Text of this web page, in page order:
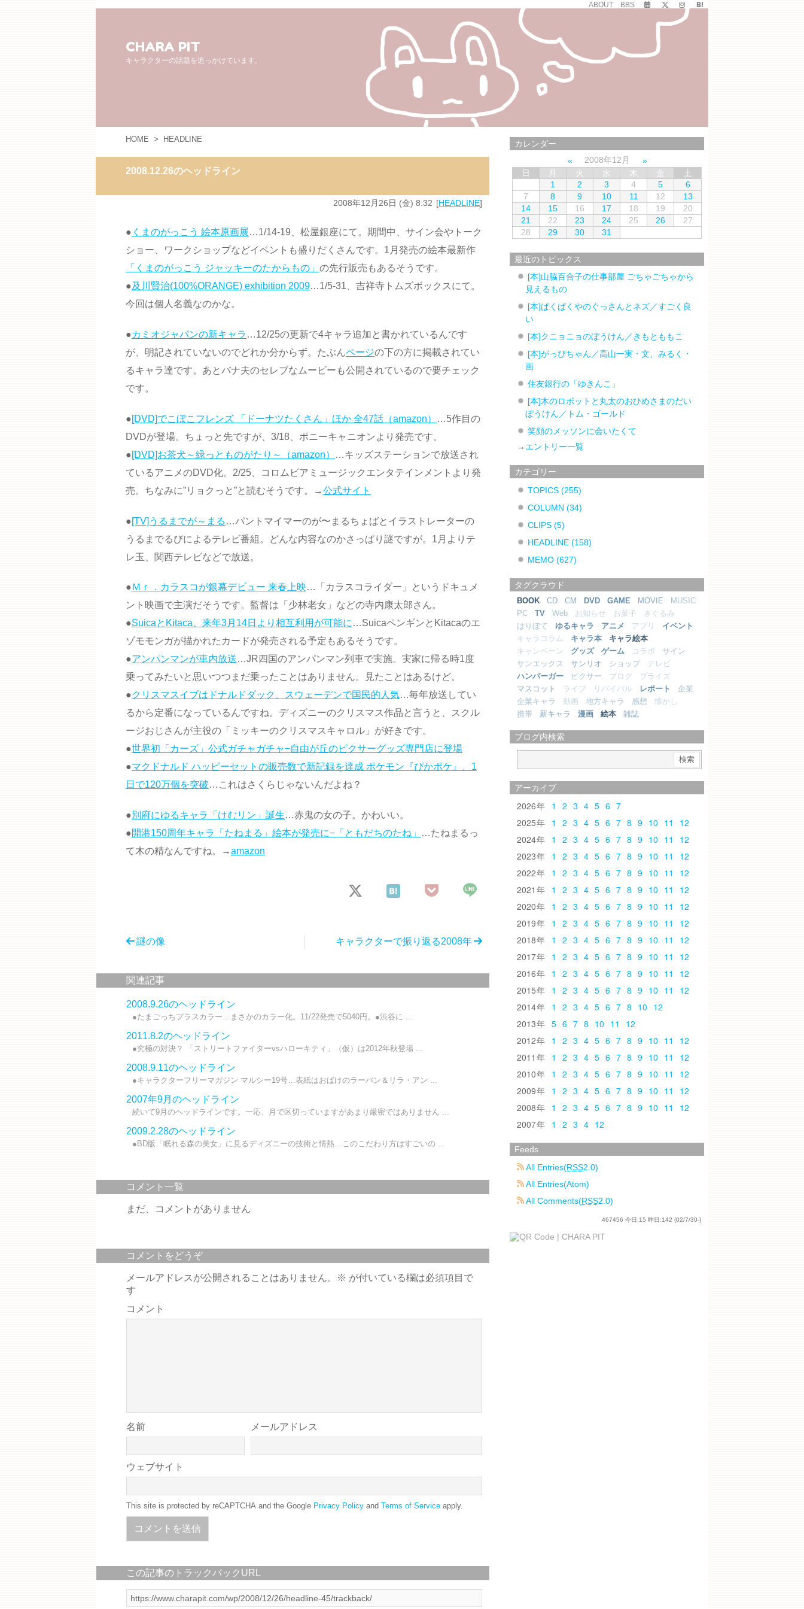
ABOUT BBS
CHARA PIT
キャラクターの話題を追っかけています。
HOME > HEADLINE
2008.12.26のヘッドライン
2008年12月26日 (金) 8:32 HEADLINE
● くまのがっこう 絵本原画展…1/14-19、松屋銀座にて。期間中、サイン会やトーク
ショー、ワークショップなどイベントも盛りだくさんです。1月発売の絵本最新作
「くまのがっこう ジャッキーのたからもの」 の先行販売もあるそうです。
●及川賢治(100%ORANGE) exhibition 2009…1/5-31、吉祥寺トムズボックスにて。
今回は個人名義なのかな。
●カミオジャパンの新キャラ …12/25の更新で4キャラ追加と書かれているんです
が、明記されていないのでどれか分からず。たぶんページの下の方に掲載されてい
るキャラ達です。あとバナ夫のセレブなムービーも公開されているので要チェック
です。
●[DVD]でこぼこフレンズ 「ドーナツたくさん」ほか 全47話（amazon）
…5作目の
DVDが登場。ちょっと先ですが、3/18、ポニーキャニオンより発売です。
●[DVD]お茶犬～緑っとものがたり～（amazon）
…キッズステーションで放送され
ているアニメのDVD化。2/25、コロムビアミュージックエンタテインメントより発
売。ちなみに”リョクっと”と読むそうです。→公式サイト
●[TV]うるまでが～まる …パントマイマーのが〜まるちょばとイラストレーターの
うるまでるびによるテレビ番組。どんな内容なのかさっぱり謎ですが。1月よりテ
レ玉、関西テレビなどで放送。
●Ｍｒ．カラスコが銀幕デビュー 来春上映…「カラスコライダー」というドキュメ
ント映画で主演だそうです。監督は「少林老女」などの寺内康太郎さん。
●SuicaとKitaca、来年3月14日より相互利用が可能に …SuicaペンギンとKitacaのエ
ゾモモンガが描かれたカードが発売される予定もあるそうです。
●アンパンマンが車内放送…JR四国のアンパンマン列車で実施。実家に帰る時1度
乗ってみたいと思いつつまだ乗ったことはありません。見たことはあるけど。
●クリスマスイブはドナルドダック、スウェーデンで国民的人気…毎年放送してい
るから定番になっているんですね。ディズニーのクリスマス作品と言うと、スクル
ージおじさんが主役の「ミッキーのクリスマスキャロル」が好きです。
●世界初「カーズ」公式ガチャガチャ−自由が丘のピクサーグッズ専門店に登場
●マクドナルド ハッピーセットの販売数で新記録を達成 ポケモン『ぴかポケ』、1
日で120万個を突破…これはさくらじゃないんだよね？
●別府にゆるキャラ「けむリン」誕生…赤鬼の女の子。かわいい。
●開港150周年キャラ「たねまる」絵本が発売に−「ともだちのたね」
…たねまるっ
て木の精なんですね。→amazon
キャラクターで振り返る2008年
謎の像
関連記事
2008.9.26のヘッドライン
●たまごっちプラスカラー…まさかのカラー化。11/22発売で5040円。●渋谷に ...
2011.8.2のヘッドライン
●究極の対決？ 「ストリートファイターvsハローキティ」（仮）は2012年秋登場 ...
2008.9.11のヘッドライン
●キャラクターフリーマガジン マルシー19号…表紙はおばけのラーバン＆リラ・アン ...
2007年9月のヘッドライン
続いて9月のヘッドラインです。一応、月で区切っていますがあまり厳密ではありません ...
2009.2.28のヘッドライン
●BD版「眠れる森の美女」に見るディズニーの技術と情熱…このこだわり方はすごいの ...
コメント一覧
まだ、コメントがありません
コメントをどうぞ
メールアドレスが公開されることはありません。 ※ が付いている欄は必須項目で
す
コメント
名前 メールアドレス
ウェブサイト
This site is protected by reCAPTCHA and the Google Privacy Policy and Terms of Service apply.
この記事のトラックバックURL
カレンダー
2008年12月
日
月 火 水 木 金
土
1
2 3 4 5
6
7
8 9 10 11 12
13
14
15 16 17 18 19
20
21
22 23 24 25 26
27
28
29 30 31
最近のトピックス
[本]山脇百合子の仕事部屋 ごちゃごちゃから
見えるもの
[本]ぱくぱくやのぐっさんとネズ／すごく良
い
[本]クニョニョのぼうけん／きもとももこ
[本]がっぴちゃん／高山一実・文、みるく・
画
住友銀行の「ゆきんこ」
[本]木のロボットと丸太のおひめさまのだい
ぼうけん／トム・ゴールド
笑顔のメッソンに会いたくて
→ エントリー一覧
カテゴリー
TOPICS(255)
COLUMN(34)
CLIPS(5)
HEADLINE(158)
MEMO(627)
タグクラウド
BOOK CD CM DVD GAME MOVIE
MUSIC
PC
TV Web お知らせ お菓子
きぐるみ
はりぼて
ゆるキャラ アニメ アプリ
イベント
キャラコラム
キャラ本
キャラ絵本
キャンペーン
グッズ ゲーム コラボ
サイン
サンエックス
サンリオ ショップ
テレビ
ハンバーガー
ピクサー ブログ
プライズ
マスコット
ライブ リバイバル レポート
企業
企業キャラ
動画 地方キャラ 感想
懐かし
携帯
新キャラ 漫画 絵本 雑誌
ブログ内検索
アーカイブ
2026 1 2 3 4 5 6 7
2025
1 2 3 4 5 6 7 8 9 10 11
12
2024
1 2 3 4 5 6 7 8 9 10 11
12
2023
1 2 3 4 5 6 7 8 9 10 11
12
2022
1 2 3 4 5 6 7 8 9 10 11
12
2021
1 2 3 4 5 6 7 8 9 10 11
12
2020
1 2 3 4 5 6 7 8 9 10 11
12
2019
1 2 3 4 5 6 7 8 9 10 11
12
2018
1 2 3 4 5 6 7 8 9 10 11
12
2017
1 2 3 4 5 6 7 8 9 10 11
12
2016
1 2 3 4 5 6 7 8 9 10 11
12
2015
1 2 3 4 5 6 7 8 9 10 11
12
2014
1 2 3 4 5 6 7 8 10 12
2013
5 6 7 8 10 11
12
2012
1 2 3 4 5 6 7 8 9 10 11
12
2011
1 2 3 4 5 6 7 8 9 10 11
12
2010
1 2 3 4 5 6 7 8 9 10 11
12
2009
1 2 3 4 5 6 7 8 9 10 11
12
2008
1 2 3 4 5 6 7 8 9 10 11
12
2007
1 2 3 4 12
Feeds
All Entries(RSS2.0)
All Entries(Atom)
All Comments(RSS2.0)
467456 今日:15 昨日:142 (02/7/30-)